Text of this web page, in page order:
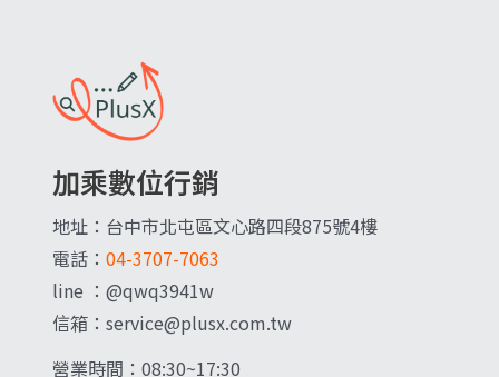
加乘數位行銷
地址：台中市北屯區文心路四段875號4樓
電話： 04-3707-7063
line ：@qwq3941w
信箱：service@plusx.com.tw
營業時間：08:30~17:30